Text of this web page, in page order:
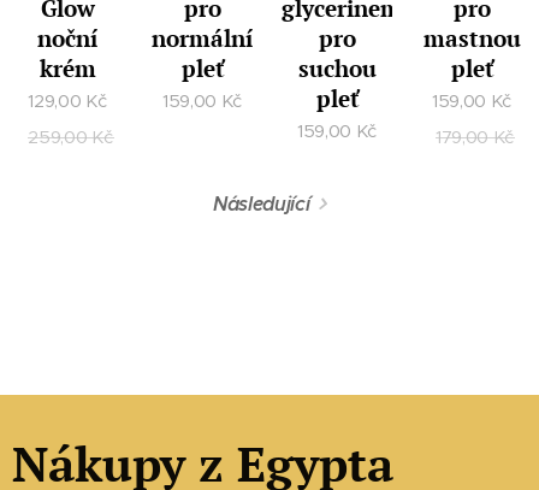
Glow
noční
krém
129,00 Kč
259,00Kč
pro
normální
pleť
159,00 Kč
glycerinem
pro
suchou
pleť
159,00 Kč
pro
mastnou
pleť
159,00 Kč
179,00Kč
Následující
Nákupy z Egypta